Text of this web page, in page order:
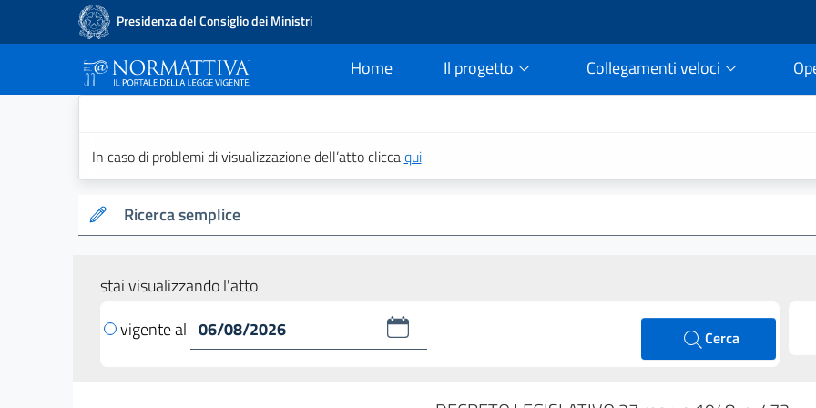
Presidenza del Consiglio dei Ministri
Home
current Il progetto Collegamenti veloci
In caso di problemi di visualizzazione dell’atto cliccaqui
Ricerca semplice
stai visualizzando l'atto
vigente al
Cerca